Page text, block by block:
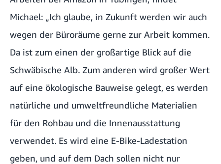
Michael: „Ich glaube, in Zukunft werden wir auch
wegen der Büroräume gerne zur Arbeit kommen.
Da ist zum einen der großartige Blick auf die
Schwäbische Alb. Zum anderen wird großer Wert
auf eine ökologische Bauweise gelegt, es werden
natürliche und umweltfreundliche Materialien
für den Rohbau und die Innenausstattung
verwendet. Es wird eine E-Bike-Ladestation
geben, und auf dem Dach sollen nicht nur